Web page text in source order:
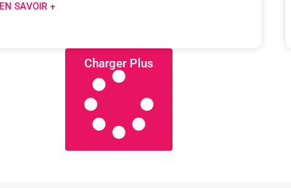
EN SAVOIR +
Charger Plus